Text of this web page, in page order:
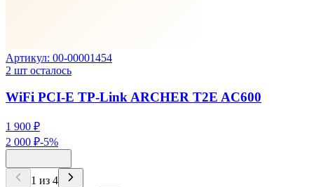
Артикул: 00-00001454
2 шт осталось
WiFi PCI-E TP-Link ARCHER T2E AC600
1 900 ₽
2 000 ₽-5%
1 из 4